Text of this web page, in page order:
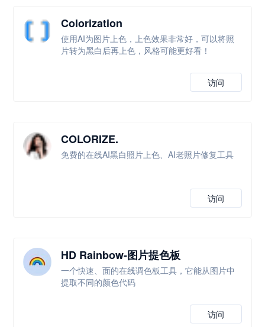
Colorization
使用AI为图片上色，上色效果非常好，可以将照
片转为黑白后再上色，风格可能更好看！
访问
COLORIZE.
免费的在线AI黑白照片上色、AI老照片修复工具
访问
HD Rainbow-图片提色板
一个快速、面的在线调色板工具，它能从图片中
提取不同的颜色代码
访问